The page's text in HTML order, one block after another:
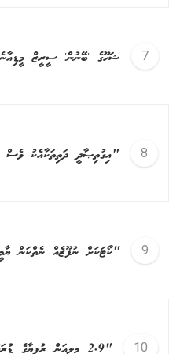
ޝަހޫގެ 'ބޭނުން' ސީރީޒް
"އިގުތިޞާދީ ދަތިތަކާއެކު ވެސް
"ކޯޓަކަށް ނުފޫޒެއް ނެތްކަން
"2.9 މިލިއަން ރުފިޔާގެ ޑުރަގު އެތެރެކުރީ ދިރުވާލައިގެން"